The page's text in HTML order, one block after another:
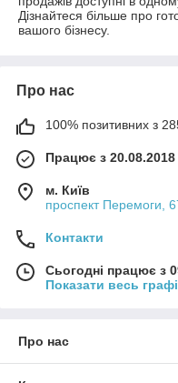
Дізнайтеся більше про
вашого бізнесу.
Про нас
100% позитивних з 285
Працює з 20.08.2018
м. Київ
проспект Перемоги,
Контакти
Сьогодні працює з
Показати весь
Про нас